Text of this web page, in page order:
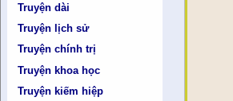
Truyện dài
Truyện lịch sử
Truyện chính trị
Truyện khoa học
Truyện kiếm hiệp